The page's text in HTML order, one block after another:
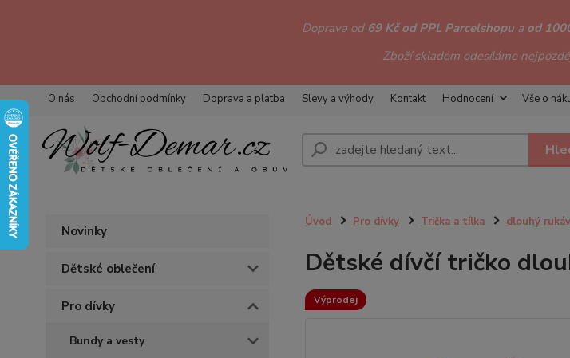
Doprava od 69 Kč od PPL Parcelshopua od
Zboží skladem odesíláme
O nás Obchodní podmínky Doprava a platba Slevy a výhody Kontakt Hodnocení Vše o
Novinky
Dětské oblečení
Pro dívky
Bundy a vesty
Úvod Pro dívky Trička a tílka dlouhý rukáv
Dětské dívčí tričko
Výprodej